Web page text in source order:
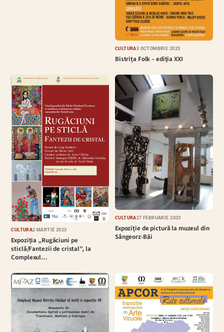
CULTURĂ3 OCTOMBRIE 2023
Bistrița Folk – ediția XXI
CULTURĂ2 MARTIE 2023
Expoziția „Rugăciuni pe
sticlă/Fantezii de cristal”, la
Complexul…
CULTURĂ27 FEBRUARIE 2023
Expoziție de pictură la muzeul din
Sângeorz-Băi